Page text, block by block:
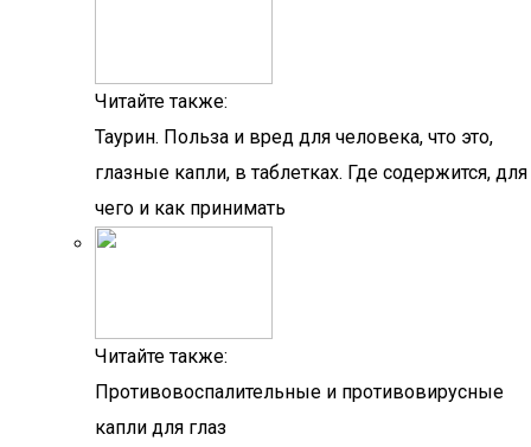
Читайте также:
Таурин. Польза и вред для человека, что это,
глазные капли, в таблетках. Где содержится, для
чего и как принимать
Читайте также:
Противовоспалительные и противовирусные
капли для глаз